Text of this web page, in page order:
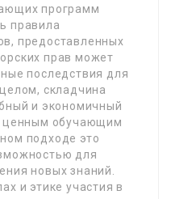
программ
правила
предоставленных
прав может
последствия для
складчина
и экономичный
ценным обучающим
подходе это
для
новых знаний.
и этике участия в